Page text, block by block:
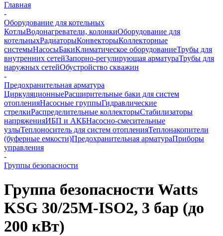
Главная
-
Оборудование для котельных
КотлыВодонагреватели, колонкиОборудование для
котельныхРадиаторыКонвекторыКоллекторные
системыНасосыБакиКлиматическое оборудованиеТрубы для
внутренних сетейЗапорно-регулирующая арматураТрубы для
наружных сетейОбустройство скважин
-
Предохранительная арматура
ЦиркуляционныеРасширительные баки для систем
отопленияНасосные группыГидравлические
стрелкиРаспределительные коллекторыСтабилизаторы
напряженияИБП и АКБНасосно-смесительные
узлыТеплоноситель для систем отопленияТеплонакопители
(буферные емкости)Предохранительная арматураПриборы
управления
-
Группы безопасности
Группа безопасности Watts
KSG 30/25M-ISO2, 3 бар (до
200 кВт)